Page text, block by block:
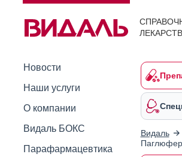
Новости
Наши услуги
О компании
Видаль БОКС
Парафармацевтика
Видаль